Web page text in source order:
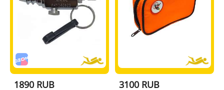
1890 RUB 3100 RUB